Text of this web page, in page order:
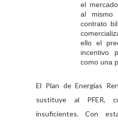
el
al
contrato
ello el
incentivo
como una
El Plan de Energías
sustituye al PFER,
insuficientes. Con